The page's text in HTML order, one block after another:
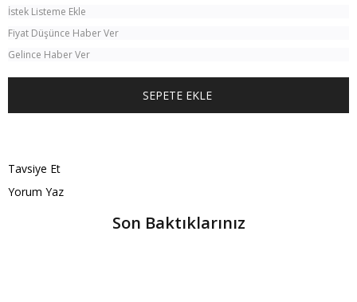
İstek Listeme Ekle
Fiyat Düşünce Haber Ver
Gelince Haber Ver
Tavsiye Et
Yorum Yaz
Son Baktıklarınız